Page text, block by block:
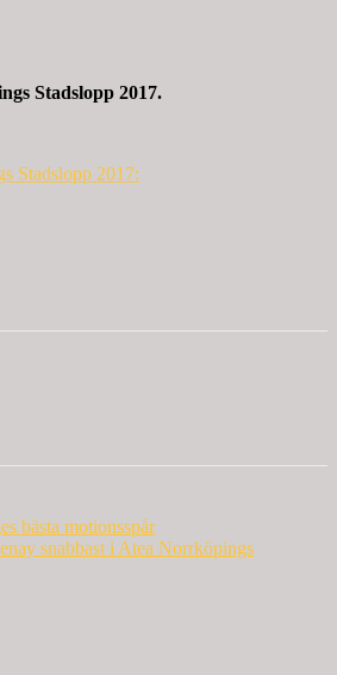
Stadslopp 2017.
Stadslopp 2017:
bästa motionsspår
snabbast i Atea Norrköpings